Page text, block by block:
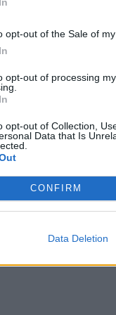
opt-out of the Sale of
opt-out of processing
opt-out of Collection,
Data that Is
CONFIRM
Data Deletion